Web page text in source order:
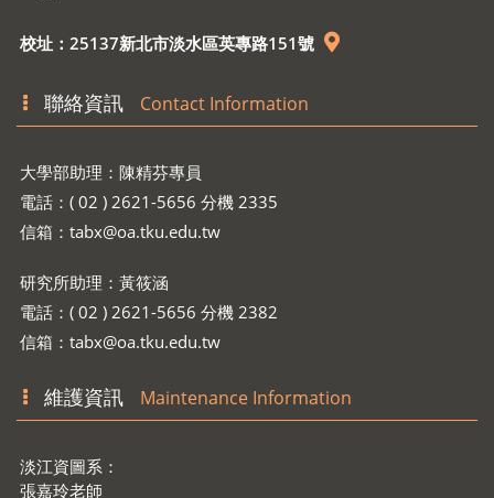
校址：25137新北市淡水區英專路151號
聯絡資訊 Contact Information
大學部助理：陳精芬專員
電話：( 02 ) 2621-5656 分機 2335
信箱： tabx@oa.tku.edu.tw
研究所助理：黃筱涵
電話：( 02 ) 2621-5656 分機 2382
信箱： tabx@oa.tku.edu.tw
維護資訊 Maintenance Information
淡江資圖系：
張嘉玲老師